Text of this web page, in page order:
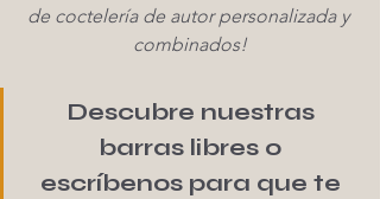
de coctelería de autor personalizada y
combinados!
Descubre nuestras
barras libres o
escríbenos para que te